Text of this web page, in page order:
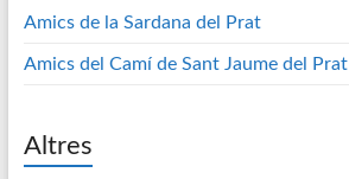
Amics de la Sardana del Prat
Amics del Camí de Sant Jaume del Prat
Altres